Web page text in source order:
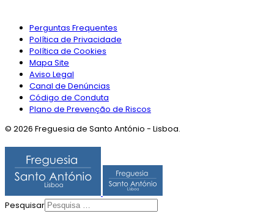
Perguntas Frequentes
Política de Privacidade
Política de Cookies
Mapa Site
Aviso Legal
Canal de Denúncias
Código de Conduta
Plano de Prevenção de Riscos
© 2026 Freguesia de Santo António - Lisboa.
Pesquisar